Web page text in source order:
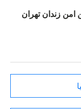
زندان تهران